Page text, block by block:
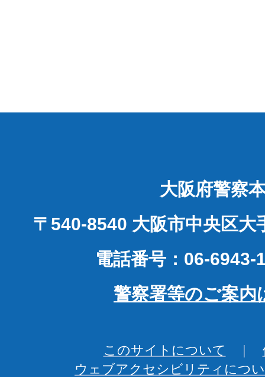
大阪府警察
〒540-8540 大阪市中央区大
電話番号：06-6943-
警察署等のご案内
このサイトについて
ウェブアクセシビリティにつ